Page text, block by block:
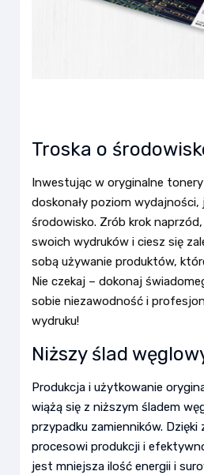
Troska o
Inwestując w oryginalne
doskonały poziom
środowisko. Zrób krok
swoich wydruków i ciesz się
sobą używanie produktów,
Nie czekaj – dokonaj
sobie niezawodność i
wydruku!
Niższy ślad
Produkcja i użytkowanie
wiążą się z niższym śladem
przypadku zamienników.
procesowi produkcji i
jest mniejsza ilość energii i